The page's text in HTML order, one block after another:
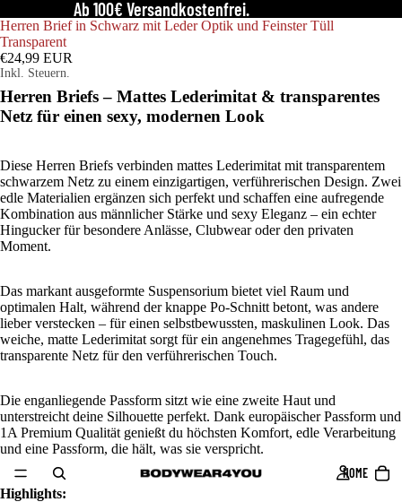
Ab 100€ Versandkostenfrei.
HOME
Herren Brief in Schwarz mit Leder Optik und Feinster Tüll
Transparent
€24,99 EUR
Inkl. Steuern.
Herren Briefs – Mattes Lederimitat & transparentes
Netz für einen sexy, modernen Look
Diese Herren Briefs verbinden mattes Lederimitat mit transparentem
schwarzem Netz zu einem einzigartigen, verführerischen Design. Zwei
edle Materialien ergänzen sich perfekt und schaffen eine aufregende
Kombination aus männlicher Stärke und sexy Eleganz – ein echter
Hingucker für besondere Anlässe, Clubwear oder den privaten
Moment.
Das markant ausgeformte Suspensorium bietet viel Raum und
optimalen Halt, während der knappe Po-Schnitt betont, was andere
lieber verstecken – für einen selbstbewussten, maskulinen Look. Das
weiche, matte Lederimitat sorgt für ein angenehmes Tragegefühl, das
transparente Netz für den verführerischen Touch.
Die enganliegende Passform sitzt wie eine zweite Haut und
unterstreicht deine Silhouette perfekt. Dank europäischer Passform und
1A Premium Qualität genießt du höchsten Komfort, edle Verarbeitung
und eine Passform, die hält, was sie verspricht.
Highlights: